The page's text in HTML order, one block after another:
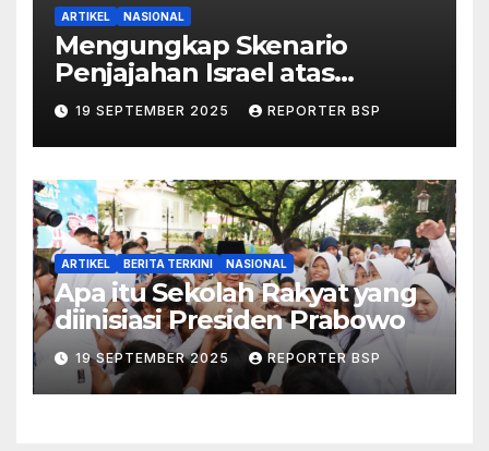
ARTIKEL NASIONAL
Mengungkap Skenario
Penjajahan Israel atas
Palestina dalam Buku Ilan
Pappé
19 SEPTEMBER 2025 REPORTER BSP
ARTIKEL BERITA TERKINI NASIONAL
Apa itu Sekolah Rakyat yang
diinisiasi Presiden Prabowo
19 SEPTEMBER 2025 REPORTER BSP